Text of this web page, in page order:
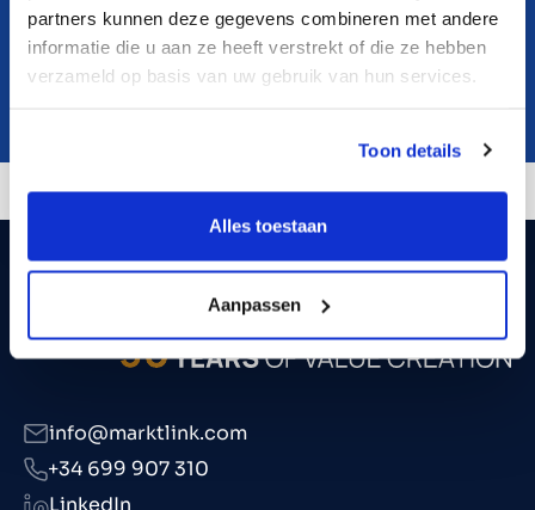
partners kunnen deze gegevens combineren met andere
informatie die u aan ze heeft verstrekt of die ze hebben
verzameld op basis van uw gebruik van hun services.
Toon details
Alles toestaan
Aanpassen
info@marktlink.com
+34 699 907 310
LinkedIn